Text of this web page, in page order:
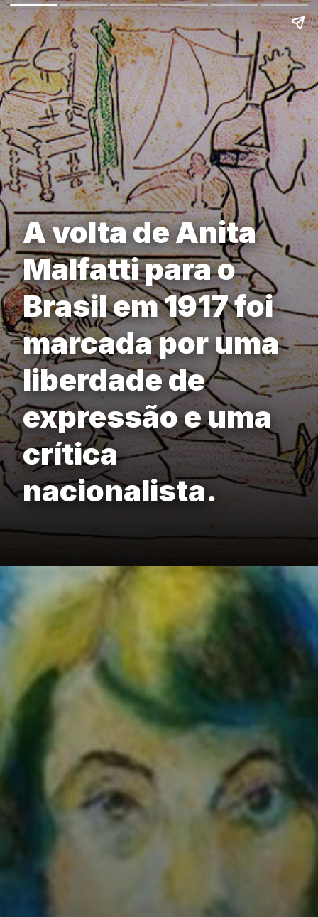
A volta de Anita
Malfatti para o
Brasil em 1917 foi
marcada por uma
liberdade de
expressão e uma
crítica
nacionalista.